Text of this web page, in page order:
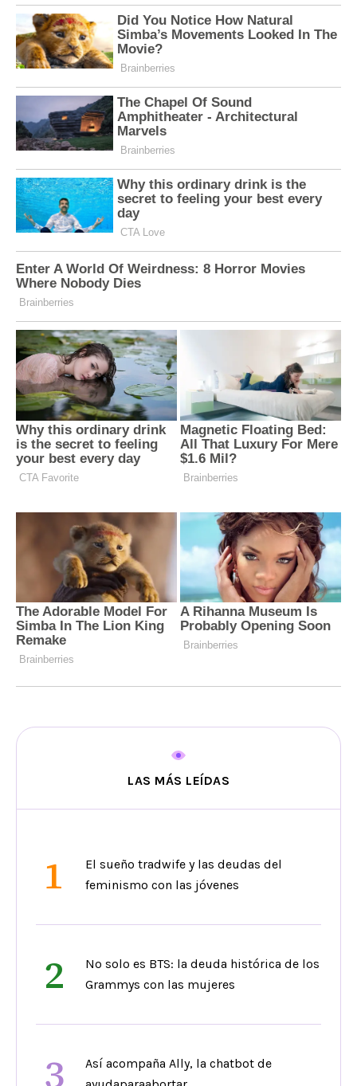
LAS MÁS LEÍDAS
1
El sueño tradwife y las deudas del
feminismo con las jóvenes
2
No solo es BTS: la deuda histórica de los
Grammys con las mujeres
3
Así acompaña Ally, la chatbot de